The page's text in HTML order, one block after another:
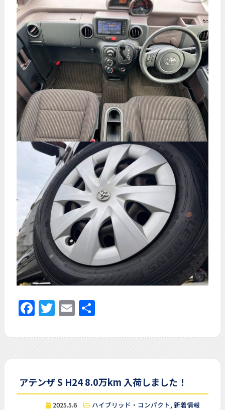
Facebook
Twitter
Email
共
アテンザ S H24 8.0万km 入荷しました！
2025.5.6 ハイブリッド・コンパクト,新着情報